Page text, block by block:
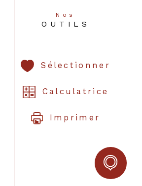
Nos
OUTILS
Sélectionner
Calculatrice
Imprimer